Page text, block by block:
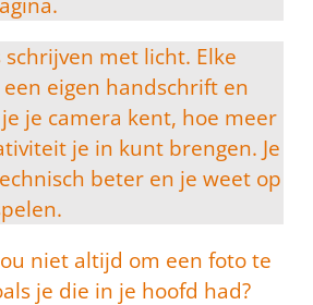
met licht. Elke
eigen handschrift en
je camera kent, hoe meer
je in kunt brengen. Je
beter en je weet op
niet altijd om een foto te
je die in je hoofd had?